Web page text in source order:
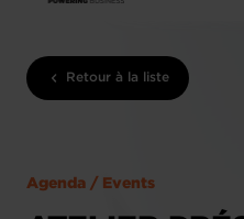
Retour à la liste
Agenda / Events